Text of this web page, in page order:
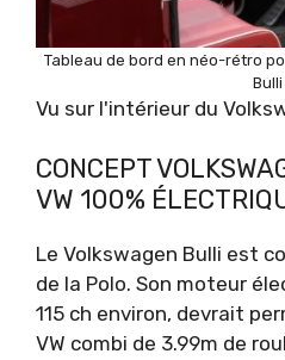
Tableau de bord en néo-rétro
Bulli
Vu sur l'intérieur du
CONCEPT
VW 100%
Le Volkswagen Bulli est
de la Polo. Son moteur
115 ch environ, devrait
VW combi de 3.99m de